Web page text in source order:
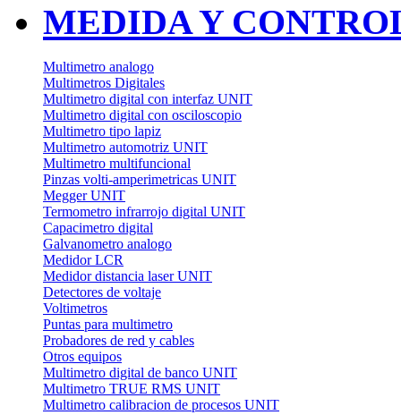
MEDIDA Y
Multimetro analogo
Multimetros Digitales
Multimetro digital con interfaz UNIT
Multimetro digital con osciloscopio
Multimetro tipo lapiz
Multimetro automotriz UNIT
Multimetro multifuncional
Pinzas volti-amperimetricas UNIT
Megger UNIT
Termometro infrarrojo digital UNIT
Capacimetro digital
Galvanometro analogo
Medidor LCR
Medidor distancia laser UNIT
Detectores de voltaje
Voltimetros
Puntas para multimetro
Probadores de red y cables
Otros equipos
Multimetro digital de banco UNIT
Multimetro TRUE RMS UNIT
Multimetro calibracion de procesos UNIT